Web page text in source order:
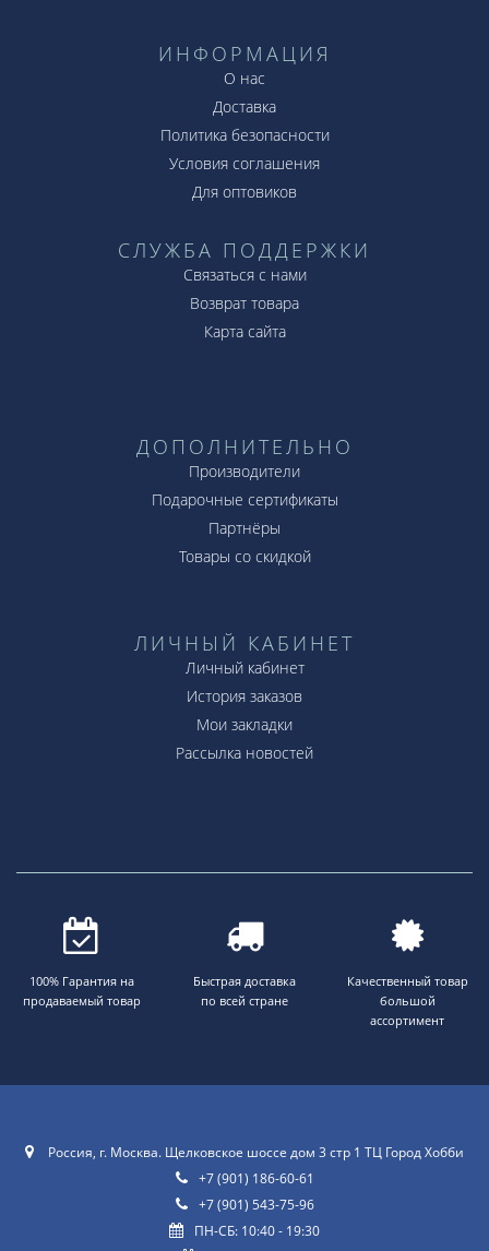
ИНФОРМАЦИЯ
О нас
Доставка
Политика безопасности
Условия соглашения
Для оптовиков
СЛУЖБА ПОДДЕРЖКИ
Связаться с нами
Возврат товара
Карта сайта
ДОПОЛНИТЕЛЬНО
Производители
Подарочные сертификаты
Партнёры
Товары со скидкой
ЛИЧНЫЙ КАБИНЕТ
Личный кабинет
История заказов
Мои закладки
Рассылка новостей
100% Гарантия на
продаваемый товар
Быстрая доставка
по всей стране
Качественный товар
большой
ассортимент
Россия, г. Москва. Щелковское шоссе дом 3 стр 1 ТЦ Город Хобби
+7 (901) 186-60-61
+7 (901) 543-75-96
ПН-СБ: 10:40 - 19:30